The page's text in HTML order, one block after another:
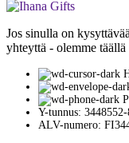
Jos sinulla on
yhteyttä - olemme täällä
Y-tunnus:
ALV-numero: